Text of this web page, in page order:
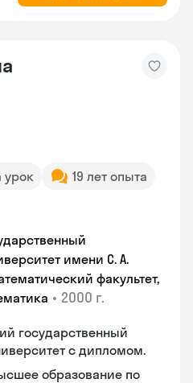
урок
19 лет опыта
имени С. А.
факультет,
• 2000 г.
государственный
с дипломом.
образование по